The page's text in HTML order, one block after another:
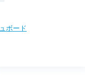
ボード